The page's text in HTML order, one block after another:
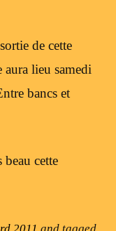
de cette
lieu samedi
bancs et
beau cette